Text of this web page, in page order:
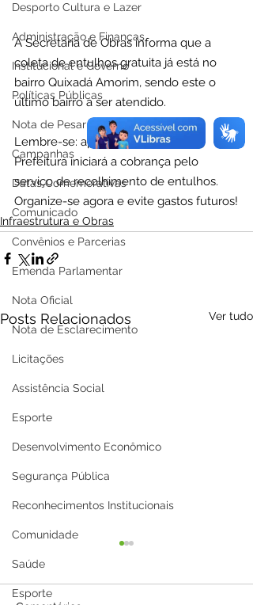
Desporto Cultura e Lazer
Administração e Finanças
Institucional e Governo
Políticas Públicas
Nota de Pesar
Campanhas
Datas Comemorativas
Comunicado
Convênios e Parcerias
Emenda Parlamentar
Nota Oficial
Nota de Esclarecimento
Licitações
Assistência Social
Esporte
Desenvolvimento Econômico
Segurança Pública
Reconhecimentos Institucionais
Comunidade
Saúde
Esporte
A Secretaria de Obras informa que a
coleta de entulhos gratuita já está no
bairro Quixadá Amorim, sendo este o
último bairro a ser atendido.
Lembre-se: após esta coleta, a
Prefeitura iniciará a cobrança pelo
serviço de recolhimento de entulhos.
Organize-se agora e evite gastos futuros!
Infraestrutura e Obras
Posts Relacionados Ver tudo